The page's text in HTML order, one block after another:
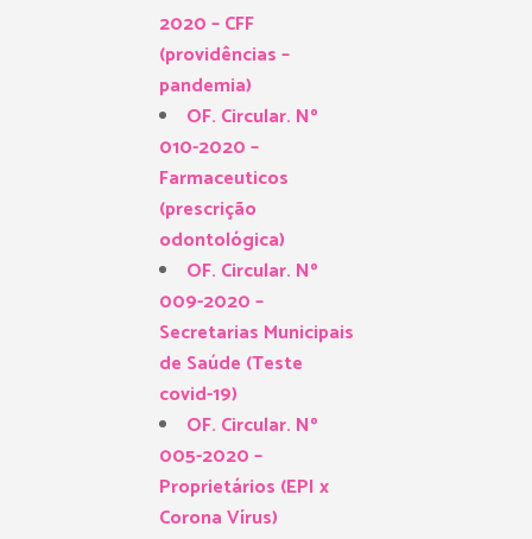
2020 – CFF
(providências –
pandemia)
OF. Circular. Nº
010-2020 –
Farmaceuticos
(prescrição
odontológica)
OF. Circular. Nº
009-2020 –
Secretarias Municipais
de Saúde (Teste
covid-19)
OF. Circular. Nº
005-2020 –
Proprietários (EPI x
Corona Vírus)